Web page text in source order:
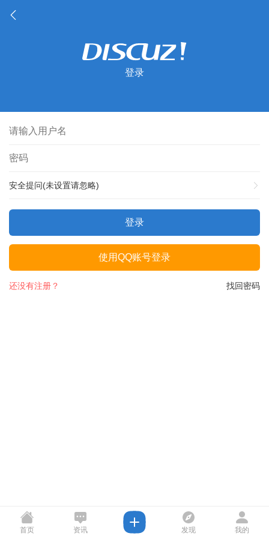
登录
安全提问(未设置请忽略)
登录
使用QQ账号登录
找回密码
还没有注册？
首页 资讯 发现 我的